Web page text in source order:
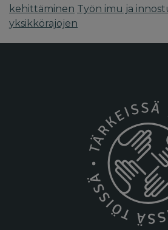
kehittäminen Työn imu ja
yksikkörajojen